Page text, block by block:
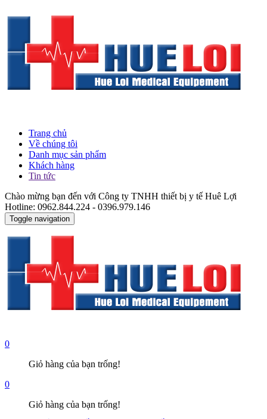
Trang chủ
Về chúng tôi
Danh mục sản phẩm
Khách hàng
Tin tức
Chào mừng bạn đến với Công ty TNHH thiết bị y tế Huê Lợi
Hotline: 0962.844.224 - 0396.979.146
Toggle navigation
0
Giỏ hàng của bạn trống!
0
Giỏ hàng của bạn trống!